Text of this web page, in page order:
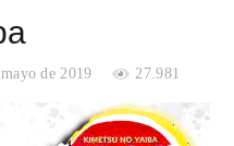
de 2019 27.981